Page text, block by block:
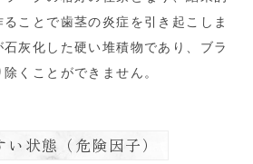
ことで歯茎の炎症を引き起こしま
灰化した硬い堆積物であり、ブラ
くことができません。
状態（危険因子）